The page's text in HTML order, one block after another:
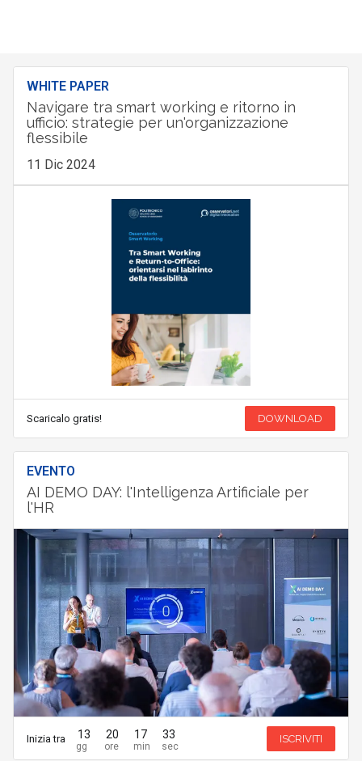
WHITE PAPER
Navigare tra smart working e ritorno in
ufficio: strategie per un'organizzazione
flessibile
11 Dic 2024
Scaricalo gratis! DOWNLOAD
EVENTO
AI DEMO DAY: l'Intelligenza Artificiale per
l'HR
Inizia tra 13 20 17 33 ISCRIVITI